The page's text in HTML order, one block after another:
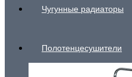
Чугунные радиаторы
Полотенцесушители